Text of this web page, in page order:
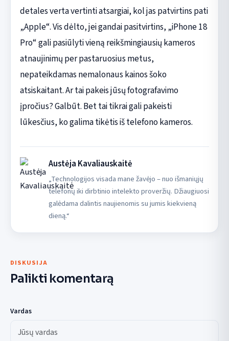
detales verta vertinti atsargiai, kol jas patvirtins pati
„Apple“. Vis dėlto, jei gandai pasitvirtins, „iPhone 18
Pro“ gali pasiūlyti vieną reikšmingiausių kameros
atnaujinimų per pastaruosius metus,
nepateikdamas nemalonaus kainos šoko
atsiskaitant. Ar tai pakeis jūsų fotografavimo
įpročius? Galbūt. Bet tai tikrai gali pakeisti
lūkesčius, ko galima tikėtis iš telefono kameros.
Austėja Kavaliauskaitė
„Technologijos visada mane žavėjo – nuo išmaniųjų
telefonų iki dirbtinio intelekto proveržių. Džiaugiuosi
galėdama dalintis naujienomis su jumis kiekvieną
dieną.“
DISKUSIJA
Palikti komentarą
Vardas